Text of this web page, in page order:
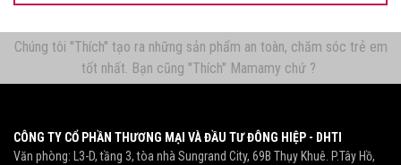
Chúng tôi "Thích" tạo ra những sản phẩm an toàn, chăm sóc trẻ em
tốt nhất. Bạn cũng "Thích" Mamamy chứ ?
CÔNG TY CỔ PHẦN THƯƠNG MẠI VÀ ĐẦU TƯ ĐÔNG HIỆP - DHTI
Văn phòng: L3-D, tầng 3, tòa nhà Sungrand City, 69B Thụy Khuê. P.Tây Hồ,